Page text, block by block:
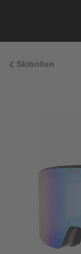
Skibrillen